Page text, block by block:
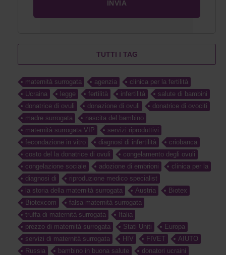
TUTTI I TAG
maternità surrogata agenzia
clinica per la fertilità
Ucraina
legge fertilità infertilità
salute di bambini
donatrice di ovuli
donazione di ovuli
donatrice di ovociti
madre surrogata
nascita del bambino
maternità surrogata VIP
servizi riproduttivi
fecondazione in vitro
diagnosi di infertilità
criobanca
costo del la donatrice di ovuli
congelamento degli ovuli
congelazione sociale
adozione di embrioni
clinica per la
diagnosi di
riproduzione medico specialist
la storia della maternità surrogata
Austria
Biotex
Biotexcom
falsa maternità surrogata
truffa di maternità surrogata
Italia
prezzo di maternità surrogata
Stati Uniti
Europa
servizi di maternità surrogata
HIV FIVET
AIUTO
Russia
bambino in buona salute
donatori ucraini